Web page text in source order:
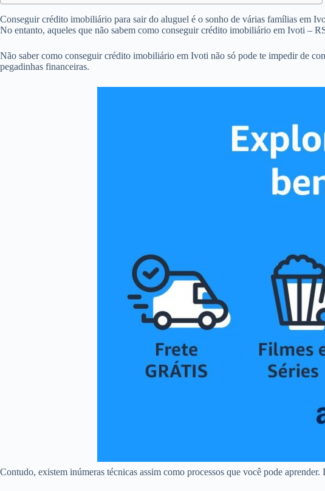
Conseguir crédito imobiliário para sair do aluguel é o sonho de várias famílias em
No entanto, aqueles que não sabem como conseguir crédito imobiliário em Ivoti –
Não saber como conseguir crédito imobiliário em Ivoti não só pode te impedir de
pegadinhas financeiras.
Contudo, existem inúmeras técnicas assim como processos que você pode